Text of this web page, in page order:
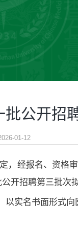
公开招
01-12
经报名、资格
开招聘第三批次
实名书面形式向